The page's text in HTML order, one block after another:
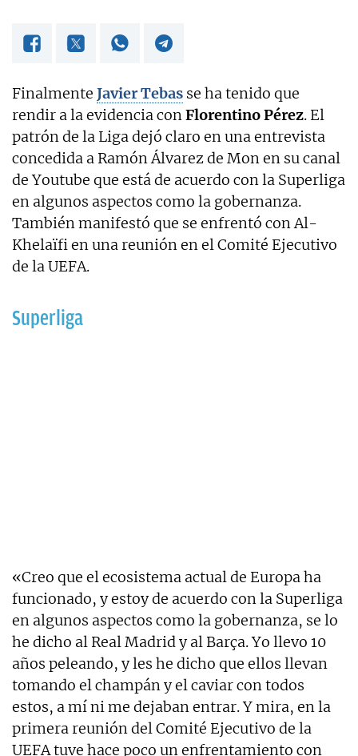
Finalmente Javier Tebas se ha tenido que
rendir a la evidencia conFlorentino Pérez. El
patrón de la Liga dejó claro en una entrevista
concedida a Ramón Álvarez de Mon en su canal
de Youtube que está de acuerdo con la Superliga
en algunos aspectos como la gobernanza.
También manifestó que se enfrentó con Al-
Khelaïfi en una reunión en el Comité Ejecutivo
de la UEFA.
Superliga
«Creo que el ecosistema actual de Europa ha
funcionado, y estoy de acuerdo con la Superliga
en algunos aspectos como la gobernanza, se lo
he dicho al Real Madrid y al Barça. Yo llevo 10
años peleando, y les he dicho que ellos llevan
tomando el champán y el caviar con todos
estos, a mí ni me dejaban entrar. Y mira, en la
primera reunión del Comité Ejecutivo de la
UEFA tuve hace poco un enfrentamiento con